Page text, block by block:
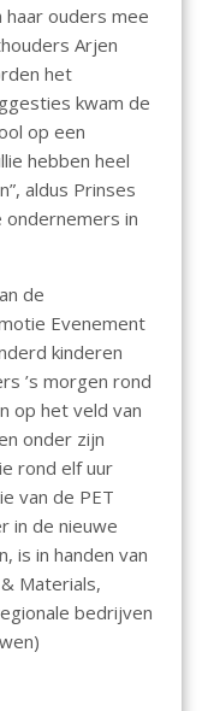
haar ouders mee
Arjen
het
kwam de
op een
hebben heel
aldus Prinses
ondernemers in
de
Evenement
kinderen
’s morgen rond
op het veld van
onder zijn
rond elf uur
van de PET
in de nieuwe
is in handen van
Materials,
bedrijven